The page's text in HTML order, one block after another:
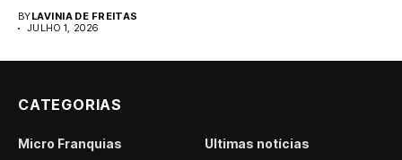
BYLAVINIA DE FREITAS
JULHO 1, 2026
CATEGORIAS
Micro Franquias
Últimas notícias